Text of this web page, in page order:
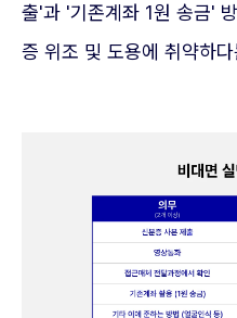
출'과 '기존계좌 1원 송금'
증 위조 및 도용에 취약하